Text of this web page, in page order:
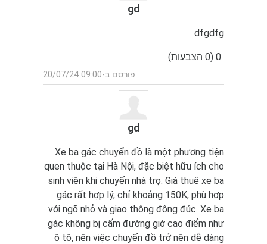
gd
dfgdfg
0 (0 הצבעות)
תגובה
פורסם ב-09:00 20/07/24
gd
Xe ba gác chuyển đồ là một phương tiện
quen thuộc tại Hà Nội, đặc biệt hữu ích cho
sinh viên khi chuyển nhà trọ. Giá thuê xe ba
gác rất hợp lý, chỉ khoảng 150K, phù hợp
với ngõ nhỏ và giao thông đông đúc. Xe ba
gác không bị cấm đường giờ cao điểm như
ô tô, nên việc chuyển đồ trở nên dễ dàng